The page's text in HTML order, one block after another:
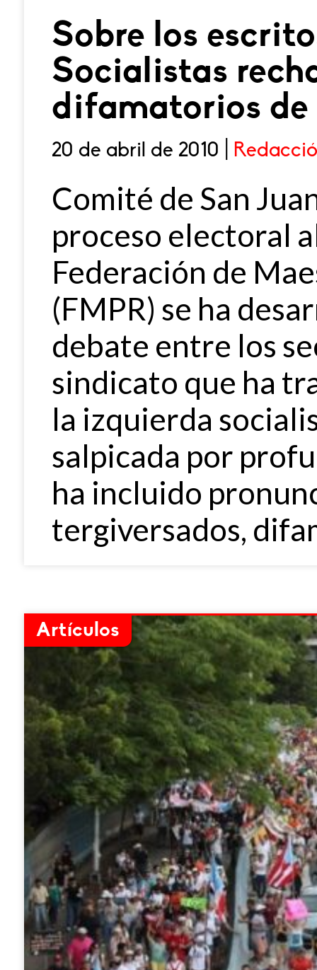
Sobre los
Socialistas
difamatorios de
20 de abril de 2010 |
Comité de San
proceso electoral
Federación de
(FMPR) se ha
debate entre los
sindicato que ha
la izquierda
salpicada por
ha incluido
tergiversados,
Artículos